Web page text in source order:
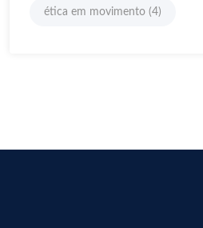
ética em movimento (4)